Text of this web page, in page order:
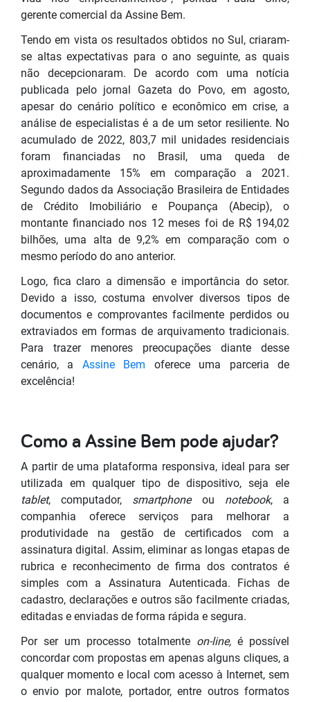
gerente comercial da Assine Bem.
Tendo em vista os resultados obtidos no Sul, criaram-
se altas expectativas para o ano seguinte, as quais
não decepcionaram. De acordo com uma notícia
publicada pelo jornal Gazeta do Povo, em agosto,
apesar do cenário político e econômico em crise, a
análise de especialistas é a de um setor resiliente. No
acumulado de 2022, 803,7 mil unidades residenciais
foram financiadas no Brasil, uma queda de
aproximadamente 15% em comparação a 2021.
Segundo dados da Associação Brasileira de Entidades
de Crédito Imobiliário e Poupança (Abecip), o
montante financiado nos 12 meses foi de R$ 194,02
bilhões, uma alta de 9,2% em comparação com o
mesmo período do ano anterior.
Logo, fica claro a dimensão e importância do setor.
Devido a isso, costuma envolver diversos tipos de
documentos e comprovantes facilmente perdidos ou
extraviados em formas de arquivamento tradicionais.
Para trazer menores preocupações diante desse
cenário, a Assine Bem oferece uma parceria de
excelência!
Como a Assine Bem pode ajudar?
A partir de uma plataforma responsiva, ideal para ser
utilizada em qualquer tipo de dispositivo, seja ele
tablet, computador, smartphone ou notebook, a
companhia oferece serviços para melhorar a
produtividade na gestão de certificados com a
assinatura digital. Assim, eliminar as longas etapas de
rubrica e reconhecimento de firma dos contratos é
simples com a Assinatura Autenticada. Fichas de
cadastro, declarações e outros são facilmente criadas,
editadas e enviadas de forma rápida e segura.
Por ser um processo totalmente on-line, é possível
concordar com propostas em apenas alguns cliques, a
qualquer momento e local com acesso à Internet, sem
o envio por malote, portador, entre outros formatos